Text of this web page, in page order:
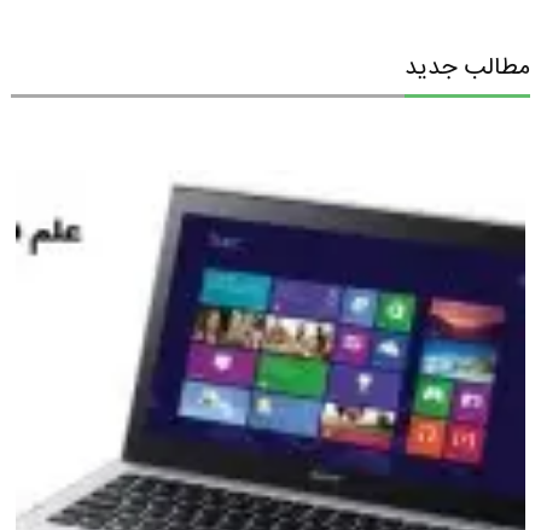
مطالب جدید